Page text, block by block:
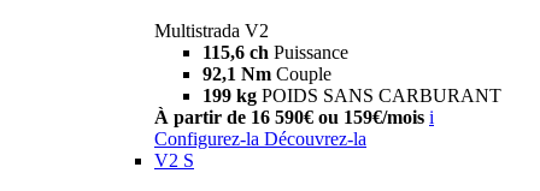
Multistrada V2
115,6 ch Puissance
92,1 Nm Couple
199 kg POIDS SANS CARBURANT
À partir de 16 590€ ou 159€/mois i
Configurez-la Découvrez-la
V2 S